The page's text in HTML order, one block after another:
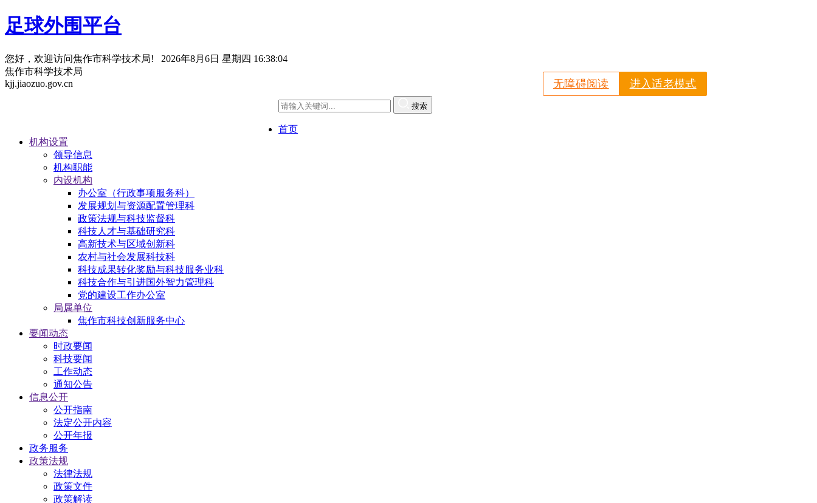
足球外围平台
您好，欢迎访问焦作市科学技术局! 2026年8月6日 星期四 16:38:05
焦作市科学技术局
kjj.jiaozuo.gov.cn
进入适老模式
无障碍阅读
搜索
首页
机构设置
领导信息
机构职能
内设机构
办公室（行政事项服务科）
发展规划与资源配置管理科
政策法规与科技监督科
科技人才与基础研究科
高新技术与区域创新科
农村与社会发展科技科
科技成果转化奖励与科技服务业科
科技合作与引进国外智力管理科
党的建设工作办公室
局属单位
焦作市科技创新服务中心
要闻动态
时政要闻
科技要闻
工作动态
通知公告
信息公开
公开指南
法定公开内容
公开年报
政务服务
政策法规
法律法规
政策文件
政策解读